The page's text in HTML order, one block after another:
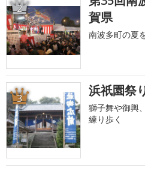
2
賀県
南波多町の夏
3 浜祇園祭
獅子舞や御輿
練り歩く